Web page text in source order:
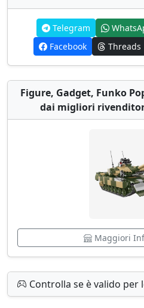
Telegram
Facebook
Threads
Figure, Gadget, Funko
dai migliori
Maggiori
Controlla se è valido per